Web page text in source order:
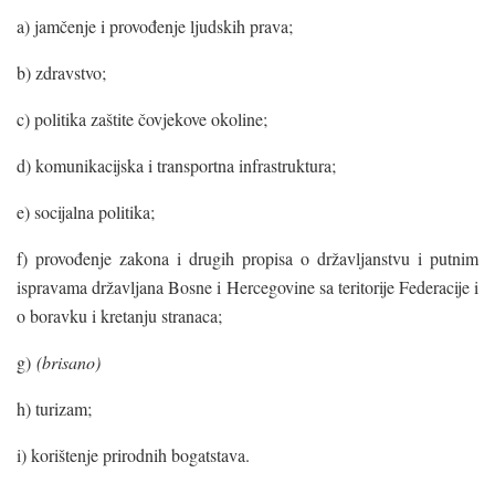
a) jamčenje i provođenje ljudskih prava;
b) zdravstvo;
c) politika zaštite čovjekove okoline;
d) komunikacijska i transportna infrastruktura;
e) socijalna politika;
f) provođenje zakona i drugih propisa o državljanstvu i putnim
ispravama državljana Bosne i Hercegovine sa teritorije Federacije i
o boravku i kretanju stranaca;
g) (brisano)
h) turizam;
i) korištenje prirodnih bogatstava.